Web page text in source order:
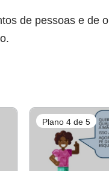
de pessoas e de
Plano 4 de 5